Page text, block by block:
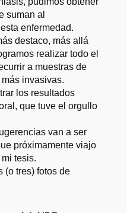
suman al
enfermedad.
destaco, más allá
realizar todo el
a muestras de
invasivas.
los resultados
que tuve el orgullo
van a ser
próximamente viajo
tesis.
(o tres) fotos de